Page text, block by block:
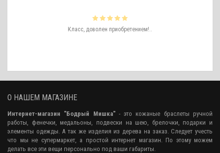
Класс, доволен приобретением!..
О НАШЕМ МАГАЗИНЕ
Интернет-магазин "Бодрый Мишка"- это кожаные браслеты ручной
работы, фенечки, медальоны, подвески на шею, брелочки, подарки и
элементы одежды. А так же изделия из дерева на заказ. Следует учесть
что мы не супермаркет, а простой интернет магазин. По этому можем
делать все эти вещи персонально под ваши габариты.